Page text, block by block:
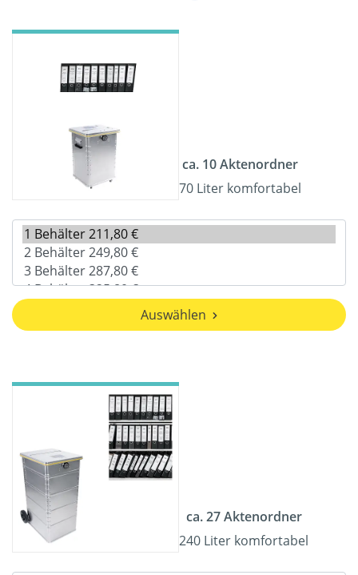
ca. 10 Aktenordner
70 Liter komfortabel
Auswählen
ca. 27 Aktenordner
240 Liter komfortabel